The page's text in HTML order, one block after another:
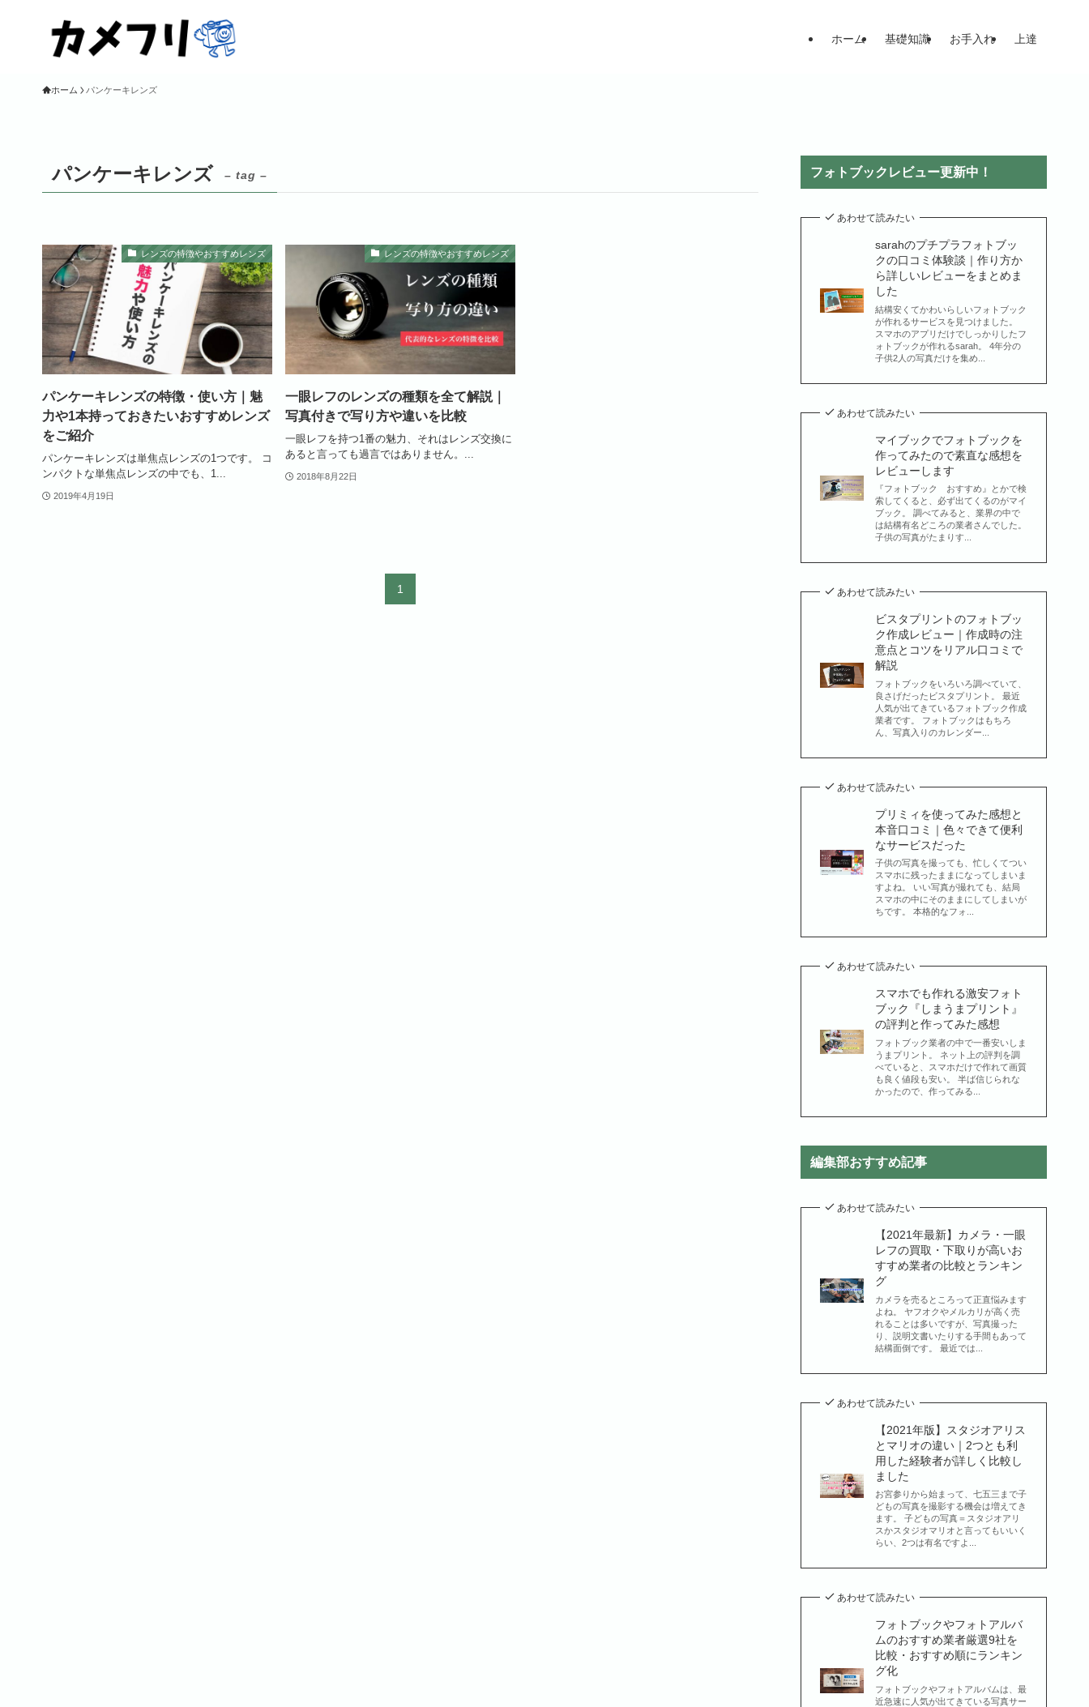
ホーム 基礎知識 お手入れ 上達
ホーム パンケーキレンズ
パンケーキレンズ – tag –
レンズの特徴やおすすめレンズ
パンケーキレンズの特徴・使い方｜魅
力や1本持っておきたいおすすめレンズ
をご紹介
パンケーキレンズは単焦点レンズの1つです。 コ
ンパクトな単焦点レンズの中でも、1...
2019年4月19日
レンズの特徴やおすすめレンズ
一眼レフのレンズの種類を全て解説｜
写真付きで写り方や違いを比較
一眼レフを持つ1番の魅力、それはレンズ交換に
あると言っても過言ではありません。...
2018年8月22日
1
フォトブックレビュー更新中！
あわせて読みたい
sarahのプチプラフォトブッ
クの口コミ体験談｜作り方か
ら詳しいレビューをまとめま
した
結構安くてかわいらしいフォトブック
が作れるサービスを見つけました。
スマホのアプリだけでしっかりしたフ
ォトブックが作れるsarah。 4年分の
子供2人の写真だけを集め...
あわせて読みたい
マイブックでフォトブックを
作ってみたので素直な感想を
レビューします
『フォトブック おすすめ』とかで検
索してくると、必ず出てくるのがマイ
ブック。 調べてみると、業界の中で
は結構有名どころの業者さんでした。
子供の写真がたまりす...
あわせて読みたい
ビスタプリントのフォトブッ
ク作成レビュー｜作成時の注
意点とコツをリアル口コミで
解説
フォトブックをいろいろ調べていて、
良さげだったビスタプリント。 最近
人気が出てきているフォトブック作成
業者です。 フォトブックはもちろ
ん、写真入りのカレンダー...
あわせて読みたい
プリミィを使ってみた感想と
本音口コミ｜色々できて便利
なサービスだった
子供の写真を撮っても、忙しくてつい
スマホに残ったままになってしまいま
すよね。 いい写真が撮れても、結局
スマホの中にそのままにしてしまいが
ちです。 本格的なフォ...
あわせて読みたい
スマホでも作れる激安フォト
ブック『しまうまプリント』
の評判と作ってみた感想
フォトブック業者の中で一番安いしま
うまプリント。 ネット上の評判を調
べていると、スマホだけで作れて画質
も良く値段も安い。 半ば信じられな
かったので、作ってみる...
編集部おすすめ記事
あわせて読みたい
【2021年最新】カメラ・一眼
レフの買取・下取りが高いお
すすめ業者の比較とランキン
グ
カメラを売るところって正直悩みます
よね。 ヤフオクやメルカリが高く売
れることは多いですが、写真撮った
り、説明文書いたりする手間もあって
結構面倒です。 最近では...
あわせて読みたい
【2021年版】スタジオアリス
とマリオの違い｜2つとも利
用した経験者が詳しく比較し
ました
お宮参りから始まって、七五三まで子
どもの写真を撮影する機会は増えてき
ます。 子どもの写真＝スタジオアリ
スかスタジオマリオと言ってもいいく
らい、2つは有名ですよ...
あわせて読みたい
フォトブックやフォトアルバ
ムのおすすめ業者厳選9社を
比較・おすすめ順にランキン
グ化
フォトブックやフォトアルバムは、最
近急速に人気が出てきている写真サー